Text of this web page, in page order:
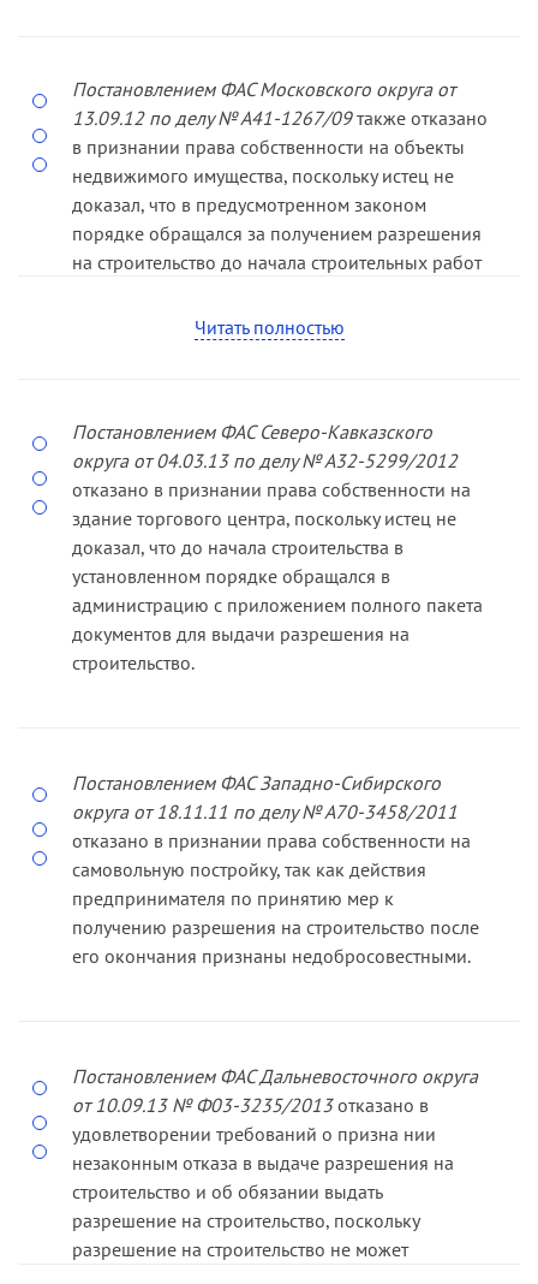
не зависящей от него причине.
Постановлением ФАС Московского округа от
13.09.12 по делу № А41-­1267/09также отказано
в признании права собственности на объекты
недвижимого имущества, поскольку истец не
доказал, что в предусмотренном законом
порядке обращался за получением разре­шения
на строительство до начала строительных работ
по не зависящей от него причине. При этом суд
кассационной инстанции обратил внимание на
представляет собой исключительный способ
введения объекта в гражданский оборот,
который подлежит применению в ситуации,
когда лицо действовало в полной мере законно
и добро­ совестно, но по не зависящим от него
причинам не смогло получить в установленном
законом порядке документы, обусловливающие
за­конность возведения объекта капитального
строительства. К таким обстоятельствам не могут
фактического возведения объекта.
Читать полностью
Постановлением ФАС Северо­-Кавказского
округа от 04.03.13 по делу № А32-­5299/2012
отказано в признании права собственности на
здание торгового центра, поскольку истец не
доказал, что до начала строительства в
установленном порядке обращался в
администрацию с приложением полного пакета
документов для выдачи разрешения на
строительство.
Постановлением ФАС Западно­-Сибирского
округа от 18.11.11 по делу № А70-­3458/2011
отказано в признании права собственно­сти на
самовольную постройку, так как действия
предпринимателя по принятию мер к
получению разрешения на строительство после
его окончания признаны недобросовестными.
Постановлением ФАС Дальневосточного округа
от 10.09.13 № Ф03­-3235/2013отказано в
удовлетворении требований о призна­ нии
незаконным отказа в выдаче разрешения на
строительство и об обязании выдать
разрешение на строительство, поскольку
разреше­ние на строительство не может